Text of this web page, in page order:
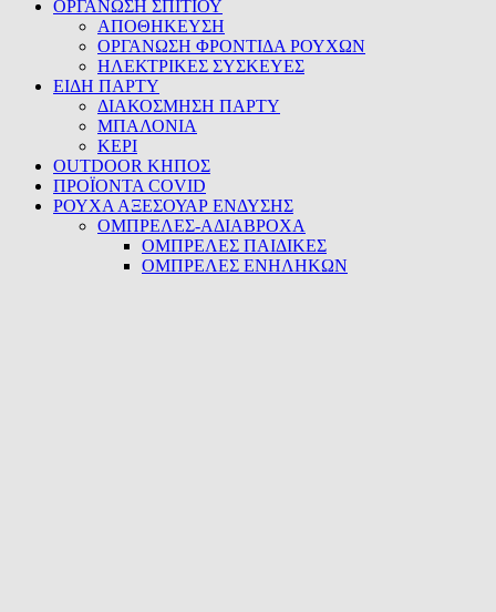
ΟΡΓΑΝΩΣΗ ΣΠΙΤΙΟΥ
ΑΠΟΘΗΚΕΥΣΗ
ΟΡΓΑΝΩΣΗ ΦΡΟΝΤΙΔΑ ΡΟΥΧΩΝ
ΗΛΕΚΤΡΙΚΕΣ ΣΥΣΚΕΥΕΣ
ΕΙΔΗ ΠΑΡΤΥ
ΔΙΑΚΟΣΜΗΣΗ ΠΑΡΤΥ
ΜΠΑΛΟΝΙΑ
ΚΕΡΙ
OUTDOOR ΚΗΠΟΣ
ΠΡΟΪΟΝΤΑ COVID
ΡΟΥΧΑ ΑΞΕΣΟΥΑΡ ΕΝΔΥΣΗΣ
ΟΜΠΡΕΛΕΣ-ΑΔΙΑΒΡΟΧΑ
ΟΜΠΡΕΛΕΣ ΠΑΙΔΙΚΕΣ
ΟΜΠΡΕΛΕΣ ΕΝΗΛΗΚΩΝ